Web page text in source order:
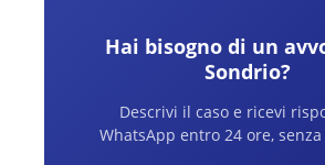
Hai bisogno di un
Sondrio?
Descrivi il caso e ricevi
WhatsApp entro 24 ore,